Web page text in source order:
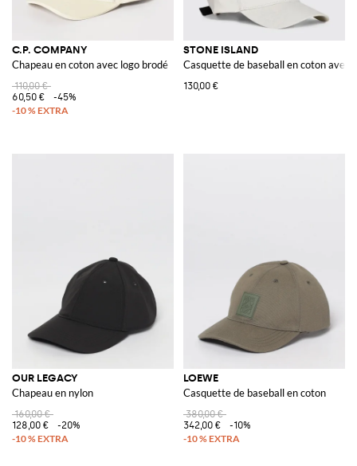
C.P. COMPANY
Chapeau en coton avec logo brodé
110,00 €
60,50 €
-45%
STONE ISLAND
Casquette de baseball en coton avec
130,00 €
OUR LEGACY
Chapeau en nylon
160,00 €
128,00 €
-20%
LOEWE
Casquette de baseball en coton
380,00 €
342,00 €
-10%